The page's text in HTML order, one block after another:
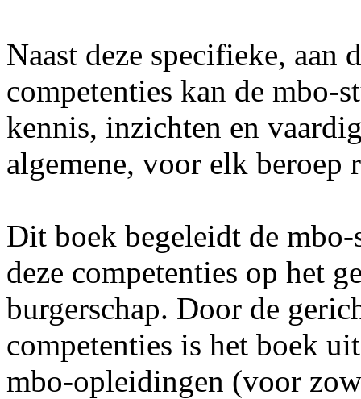
Naast deze specifieke, aan
competenties kan de mbo-
kennis, inzichten en
algemene, voor elk beroep
Dit boek begeleidt de
deze competenties op het
burgerschap. Door de
competenties is het boek
mbo-opleidingen (voor